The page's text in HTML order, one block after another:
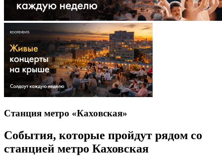
Станция метро «Каховская»
События, которые пройдут рядом со
станцией метро Каховская